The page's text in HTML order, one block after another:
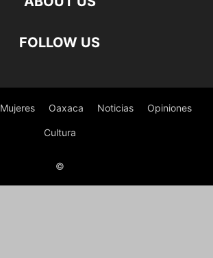
FOLLOW US
Mujeres Oaxaca Noticias Opiniones
Cultura
©